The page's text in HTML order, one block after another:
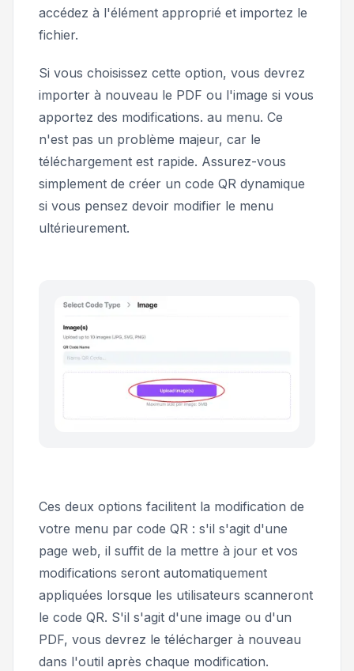
accédez à l'élément approprié et importez le
fichier.
Si vous choisissez cette option, vous devrez
importer à nouveau le PDF ou l'image si vous
apportez des modifications. au menu. Ce
n'est pas un problème majeur, car le
téléchargement est rapide. Assurez-vous
simplement de créer un code QR dynamique
si vous pensez devoir modifier le menu
ultérieurement.
Ces deux options facilitent la modification de
votre menu par code QR : s'il s'agit d'une
page web, il suffit de la mettre à jour et vos
modifications seront automatiquement
appliquées lorsque les utilisateurs scanneront
le code QR. S'il s'agit d'une image ou d'un
PDF, vous devrez le télécharger à nouveau
dans l'outil après chaque modification.